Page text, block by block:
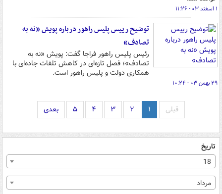
۱ اسفند ۰۳ - ۱۱:۲۶
توضیح رییس پلیس راهور درباره پویش «نه به
تصادف»
رئیس پلیس راهور فراجا گفت: پویش «نه به
تصادف»؛ فصل تازه‌ای در کاهش تلفات جاده‌ای با
همکاری دولت و پلیس راهور است.
۲۹ بهمن ۰۳ - ۱۰:۲۴
قبلی ۱ ۲ ۳ ۴ ۵ بعدی
تاریخ
18
مرداد